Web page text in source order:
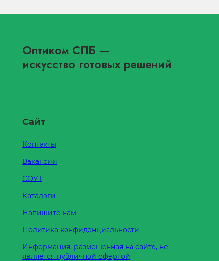
Оптиком СПБ —
искусство готовых решений
Сайт
Контакты
Вакансии
СОУТ
Каталоги
Напишите нам
Политика конфиденциальности
Информация, размещенная на сайте, не
является публичной офертой